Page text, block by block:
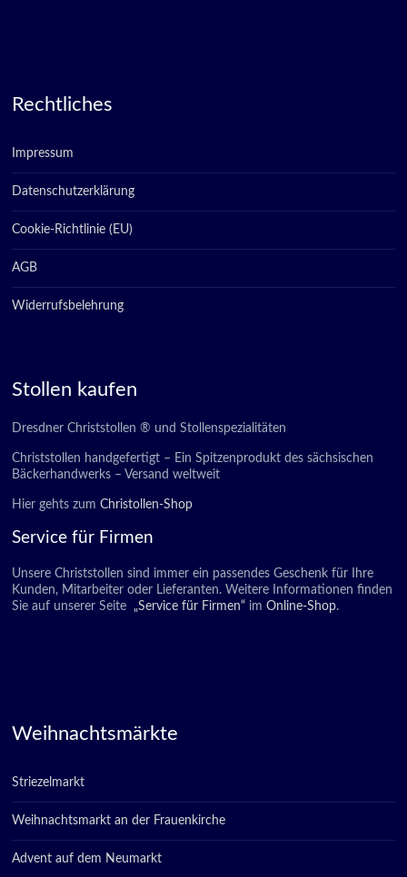
Rechtliches
Impressum
Datenschutzerklärung
Cookie-Richtlinie (EU)
AGB
Widerrufsbelehrung
Stollen kaufen
Dresdner Christstollen ® und Stollenspezialitäten
Christstollen handgefertigt – Ein Spitzenprodukt des sächsischen
Bäckerhandwerks – Versand weltweit
Hier gehts zumChristollen-Shop
Service für Firmen
Unsere Christstollen sind immer ein passendes Geschenk für Ihre
Kunden, Mitarbeiter oder Lieferanten. Weitere Informationen finden
Sie auf unserer Seite
„Service für Firmen“ im Online-Shop.
Weihnachtsmärkte
Striezelmarkt
Weihnachtsmarkt an der Frauenkirche
Advent auf dem Neumarkt